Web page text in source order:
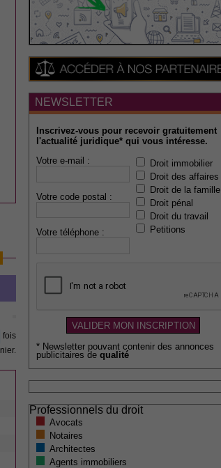
fois
NEWSLETTER
Inscrivez-vous pour recevoir gratuitement
l'actualité juridique* qui vous intéresse.
Votre e-mail :
Votre code postal :
Votre téléphone :
Droit immobilier
Droit des affaires
Droit de la famille
Droit pénal
Droit du travail
Petitions
* Newsletter pouvant contenir des annonces
publicitaires de qualité
Professionnels du droit
Avocats
Notaires
Architectes
Agents immobiliers